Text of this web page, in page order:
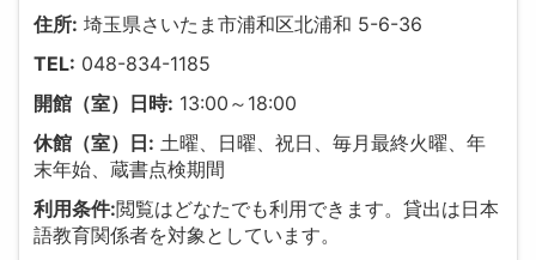
住所: 埼玉県さいたま市浦和区北浦和 5-6-36
TEL: 048-834-1185
開館（室）日時: 13:00～18:00
休館（室）日: 土曜、日曜、祝日、毎月最終火曜、年
末年始、蔵書点検期間
利用条件:閲覧はどなたでも利用できます。貸出は日本
語教育関係者を対象としています。